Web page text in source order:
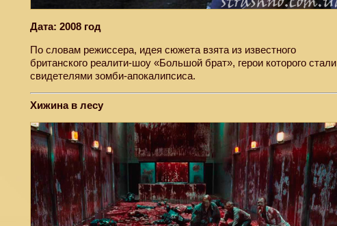
Дата: 2008 год
По словам режиссера, идея сюжета взята из известного
британского реалити-шоу «Большой брат», герои которого стали
свидетелями зомби-апокалипсиса.
Хижина в лесу